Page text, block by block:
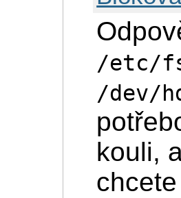
/etc/
/dev/
kouli,